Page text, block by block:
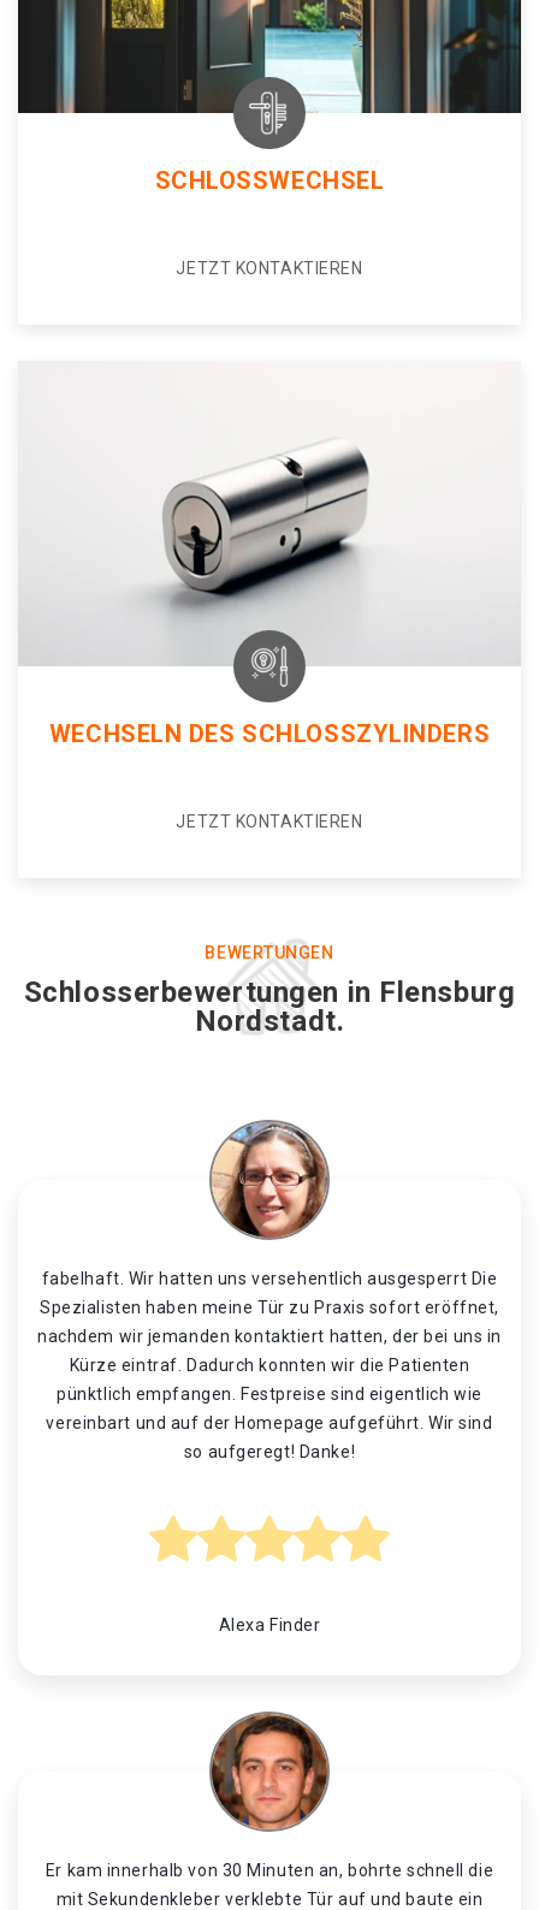
SCHLOSSWECHSEL
JETZT KONTAKTIEREN
WECHSELN DES SCHLOSSZYLINDERS
JETZT KONTAKTIEREN
BEWERTUNGEN
Schlosserbewertungen in Flensburg
Nordstadt.
fabelhaft. Wir hatten uns versehentlich ausgesperrt Die
Spezialisten haben meine Tür zu Praxis sofort eröffnet,
nachdem wir jemanden kontaktiert hatten, der bei uns in
Kürze eintraf. Dadurch konnten wir die Patienten
pünktlich empfangen. Festpreise sind eigentlich wie
vereinbart und auf der Homepage aufgeführt. Wir sind
so aufgeregt! Danke!
Alexa Finder
Er kam innerhalb von 30 Minuten an, bohrte schnell die
mit Sekundenkleber verklebte Tür auf und baute ein